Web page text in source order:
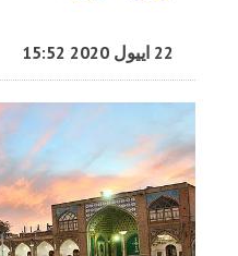
22 اییول 2020 15:52